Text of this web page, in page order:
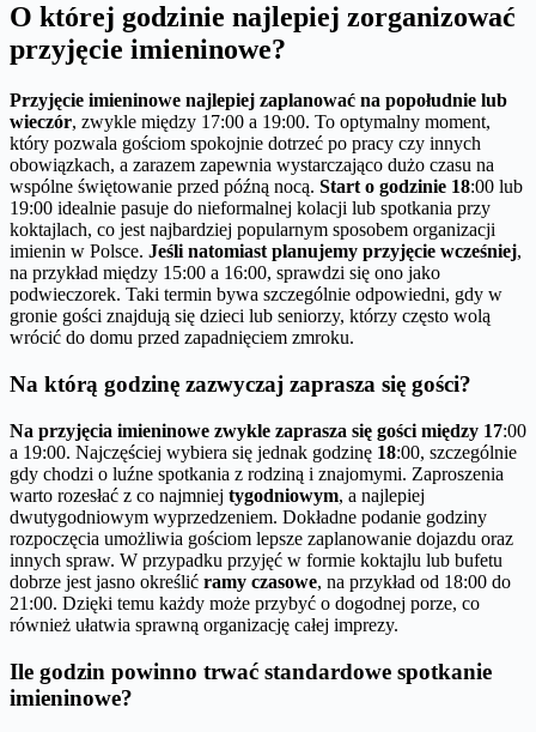
O której godzinie najlepiej zorganizować
przyjęcie imieninowe?
Przyjęcie imieninowe najlepiej zaplanować na popołudnie lub
wieczór, zwykle między 17:00 a 19:00. To optymalny moment,
który pozwala gościom spokojnie dotrzeć po pracy czy innych
obowiązkach, a zarazem zapewnia wystarczająco dużo czasu na
wspólne świętowanie przed późną nocą. Start o godzinie 18:00 lub
19:00 idealnie pasuje do nieformalnej kolacji lub spotkania przy
koktajlach, co jest najbardziej popularnym sposobem organizacji
imienin w Polsce. Jeśli natomiast planujemy przyjęcie wcześniej,
na przykład między 15:00 a 16:00, sprawdzi się ono jako
podwieczorek. Taki termin bywa szczególnie odpowiedni, gdy w
gronie gości znajdują się dzieci lub seniorzy, którzy często wolą
wrócić do domu przed zapadnięciem zmroku.
Na którą godzinę zazwyczaj zaprasza się gości?
Na przyjęcia imieninowe zwykle zaprasza się gości między 17:00
a 19:00. Najczęściej wybiera się jednak godzinę 18:00, szczególnie
gdy chodzi o luźne spotkania z rodziną i znajomymi. Zaproszenia
warto rozesłać z co najmniej tygodniowym, a najlepiej
dwutygodniowym wyprzedzeniem. Dokładne podanie godziny
rozpoczęcia umożliwia gościom lepsze zaplanowanie dojazdu oraz
innych spraw. W przypadku przyjęć w formie koktajlu lub bufetu
dobrze jest jasno określić ramy czasowe, na przykład od 18:00 do
21:00. Dzięki temu każdy może przybyć o dogodnej porze, co
również ułatwia sprawną organizację całej imprezy.
Ile godzin powinno trwać standardowe spotkanie
imieninowe?